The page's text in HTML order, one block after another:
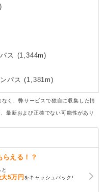
ス (1,344m)
パス (1,381m)
く、弊サービスで独自に収集した情
最新および正確でない可能性があり
らえる！？
5万円 をキャッシュバック!